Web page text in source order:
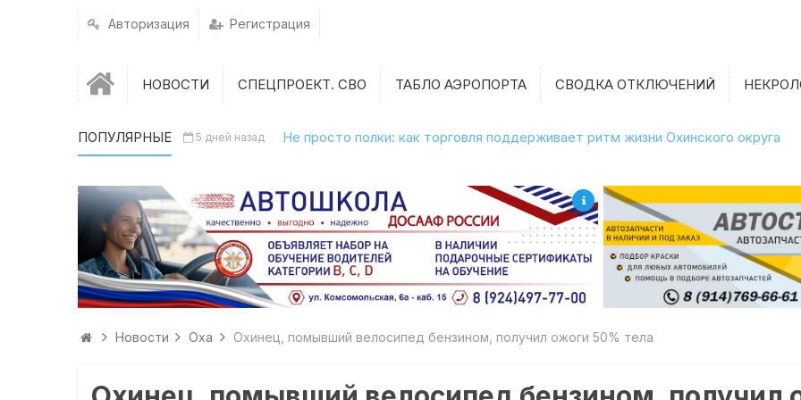
Авторизация Регистрация
НОВОСТИ СПЕЦПРОЕКТ. СВО ТАБЛО АЭРОПОРТА СВОДКА ОТКЛЮЧЕНИЙ
ПОПУЛЯРНЫЕ 5 дней назад Не просто полки: как торговля поддерживает ритм жизни Охинского округа
Новости Оха Охинец, помывший велосипед бензином, получил ожоги 50% тела